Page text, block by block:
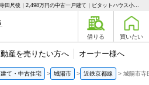
城陽市寺田尺後 中古戸建住宅 京都府城陽市寺田尺後｜2,498万円の中古一戸建て｜ピタットハウス小倉店 未来Design株式会社
借りる 買いたい
産を売りたい方へ オーナー様へ
て・中古住宅 城陽市 近鉄京都線 城陽市